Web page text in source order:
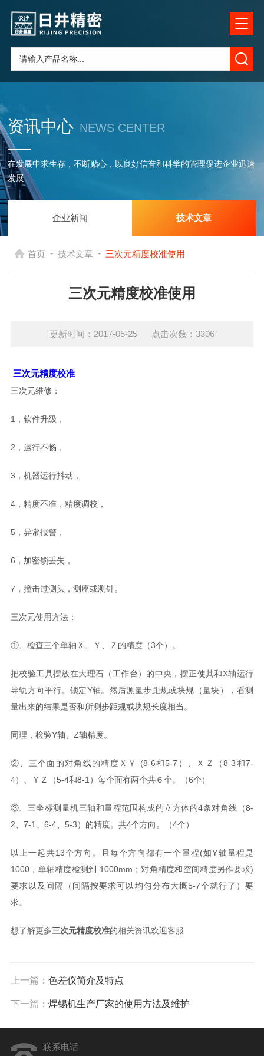
资讯中心 NEWS CENTER
在发展中求生存，不断贴心，以良好信誉和科学的管理促进企业迅速
发展
企业新闻 技术文章
首页 - 技术文章 - 三次元精度校准使用
三次元精度校准使用
更新时间：2017-05-25 点击次数：3306
三次元精度校准
三次元维修：
1，软件升级，
2，运行不畅，
3，机器运行抖动，
4，精度不准，精度调校，
5，异常报警，
6，加密锁丢失，
7，撞击过测头，测座或测针。
三次元使用方法：
①、检查三个单轴Ｘ、Ｙ、Ｚ的精度（3个）。
把校验工具摆放在大理石（工作台）的中央，摆正使其和X轴运行
导轨方向平行。锁定Y轴。然后测量步距规或块规（量块），看测
量出来的结果是否和所测步距规或块规长度相当。
同理，检验Y轴、Z轴精度。
②、三个面的对角线的精度ＸＹ (8-6和5-7）、ＸＺ（8-3和7-
4）、ＹＺ（5-4和8-1）每个面有两个共６个。（6个）
③、三坐标测量机三轴和量程范围构成的立方体的4条对角线（8-
2、7-1、6-4、5-3）的精度。共4个方向。（4个）
以上一起共13个方向。且每个方向都有一个量程(如Y轴量程是
1000，单轴精度检测到 1000mm；对角精度和空间精度另作要求)
要求以及间隔（间隔按要求可以均匀分布大概5-7个就行了）要
求。
想了解更多三次元精度校准的相关资讯欢迎客服
上一篇： 色差仪简介及特点
下一篇： 焊锡机生产厂家的使用方法及维护
联系电话